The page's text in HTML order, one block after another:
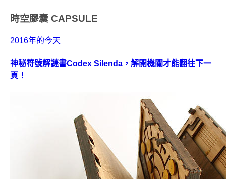
時空膠囊 CAPSULE
2016年的今天
神秘符號解謎書Codex Silenda，解開機關才能翻往下一
頁！